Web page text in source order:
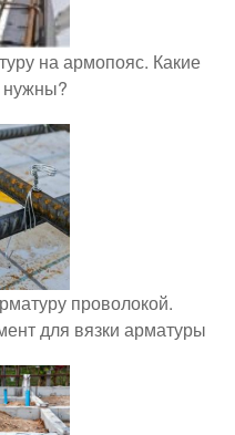
на армопояс. Какие
проволокой.
для вязки арматуры